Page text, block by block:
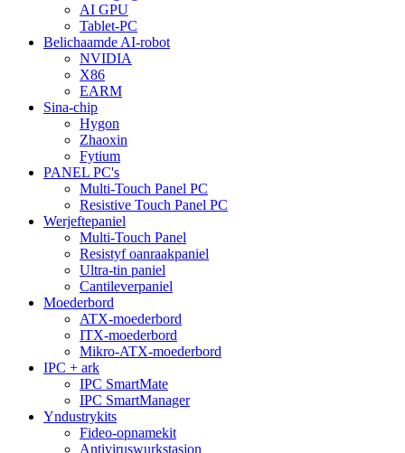
AI GPU
Tablet-PC
Belichaamde AI-robot
NVIDIA
X86
EARM
Sina-chip
Hygon
Zhaoxin
Fytium
PANEL PC's
Multi-Touch Panel PC
Resistive Touch Panel PC
Werjeftepaniel
Multi-Touch Panel
Resistyf oanraakpaniel
Ultra-tin paniel
Cantileverpaniel
Moederbord
ATX-moederbord
ITX-moederbord
Mikro-ATX-moederbord
IPC + ark
IPC SmartMate
IPC SmartManager
Yndustrykits
Fideo-opnamekit
Antiviruswurkstasjon